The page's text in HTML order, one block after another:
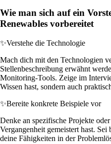
Wie man sich auf ein
Renewables vorbereitet
✨Verstehe die Technologie
Mach dich mit den Technologien
Stellenbeschreibung erwähnt
Monitoring-Tools. Zeige im
Wissen hast, sondern auch
✨Bereite konkrete Beispiele vor
Denke an spezifische Projekte
Vergangenheit gemeistert hast.
deine Fähigkeiten in der